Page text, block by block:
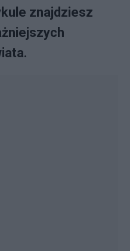
znajdziesz